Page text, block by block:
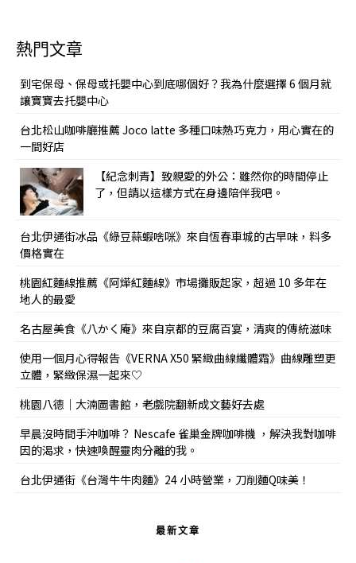
熱門文章
到宅保母、保母或托嬰中心到底哪個好？我為什麼選擇 6 個月就
讓寶寶去托嬰中心
台北松山咖啡廳推薦 Joco latte 多種口味熱巧克力，用心實在的
一間好店
【紀念刺青】致親愛的外公：雖然你的時間停止
了，但請以這樣方式在身邊陪伴我吧。
台北伊通街冰品《綠豆蒜蝦啥咪》來自恆春車城的古早味，料多
價格實在
桃園紅麵線推薦《阿燁紅麵線》市場攤販起家，超過 10 多年在
地人的最愛
名古屋美食《八かく庵》來自京都的豆腐百宴，清爽的傳統滋味
使用一個月心得報告《VERNA X50 緊緻曲線纖體霜》曲線雕塑更
立體，緊緻保濕一起來♡
桃園八德｜大湳圖書館，老戲院翻新成文藝好去處
早晨沒時間手沖咖啡？ Nescafe 雀巢金牌咖啡機 ，解決我對咖啡
因的渴求，快速喚醒靈肉分離的我。
台北伊通街《台灣牛牛肉麵》24 小時營業，刀削麵Q味美！
最新文章